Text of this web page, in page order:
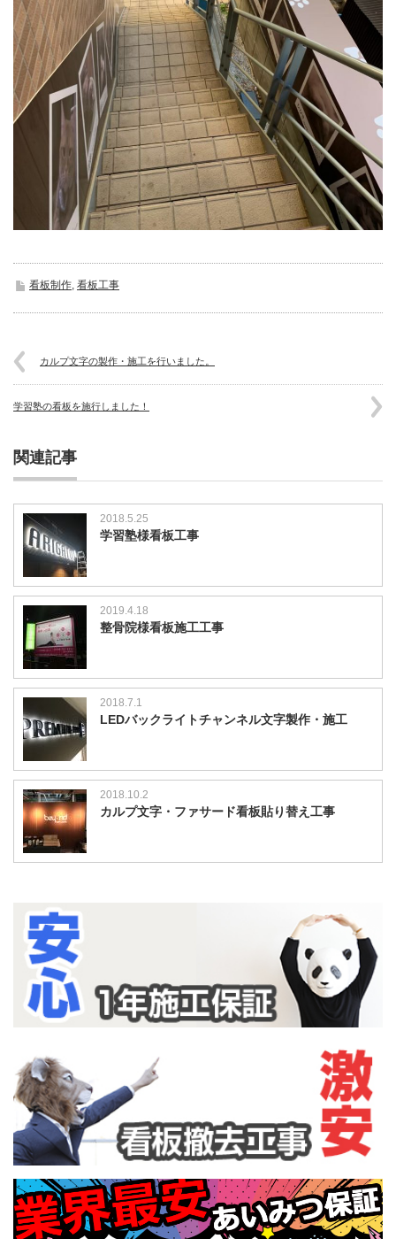
看板制作 看板工事
カルプ文字の製作・施工を行いました。
学習塾の看板を施行しました！
関連記事
2018.5.25
学習塾様看板工事
2019.4.18
整骨院様看板施工工事
2018.7.1
LEDバックライトチャンネル文字製作・施工
2018.10.2
カルプ文字・ファサード看板貼り替え工事